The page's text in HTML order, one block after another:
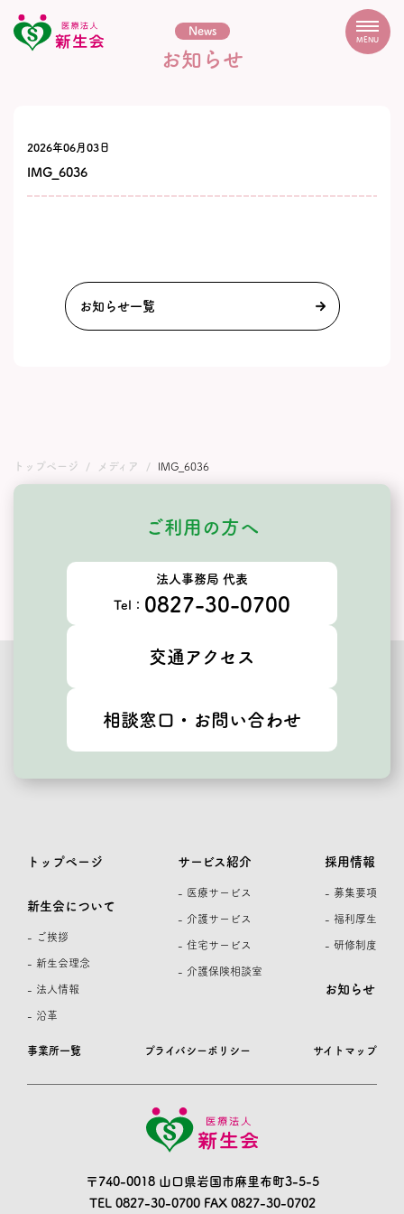
MENU
News
お知らせ
2026年06月03日
IMG_6036
お知らせ一覧
トップページ メディア IMG_6036
ご利用の方へ
法人事務局 代表
Tel： 0827-30-0700
交通アクセス
相談窓口・お問い合わせ
〒740-0018 山口県岩国市麻里布町3-5-5
TEL 0827-30-0700FAX 0827-30-0702
事業所一覧 プライバシーポリシー サイトマップ
トップページ
新生会について
- ご挨拶
- 新生会理念
- 法人情報
- 沿革
サービス紹介
- 医療サービス
- 介護サービス
- 住宅サービス
- 介護保険相談室
採用情報
- 募集要項
- 福利厚生
- 研修制度
お知らせ